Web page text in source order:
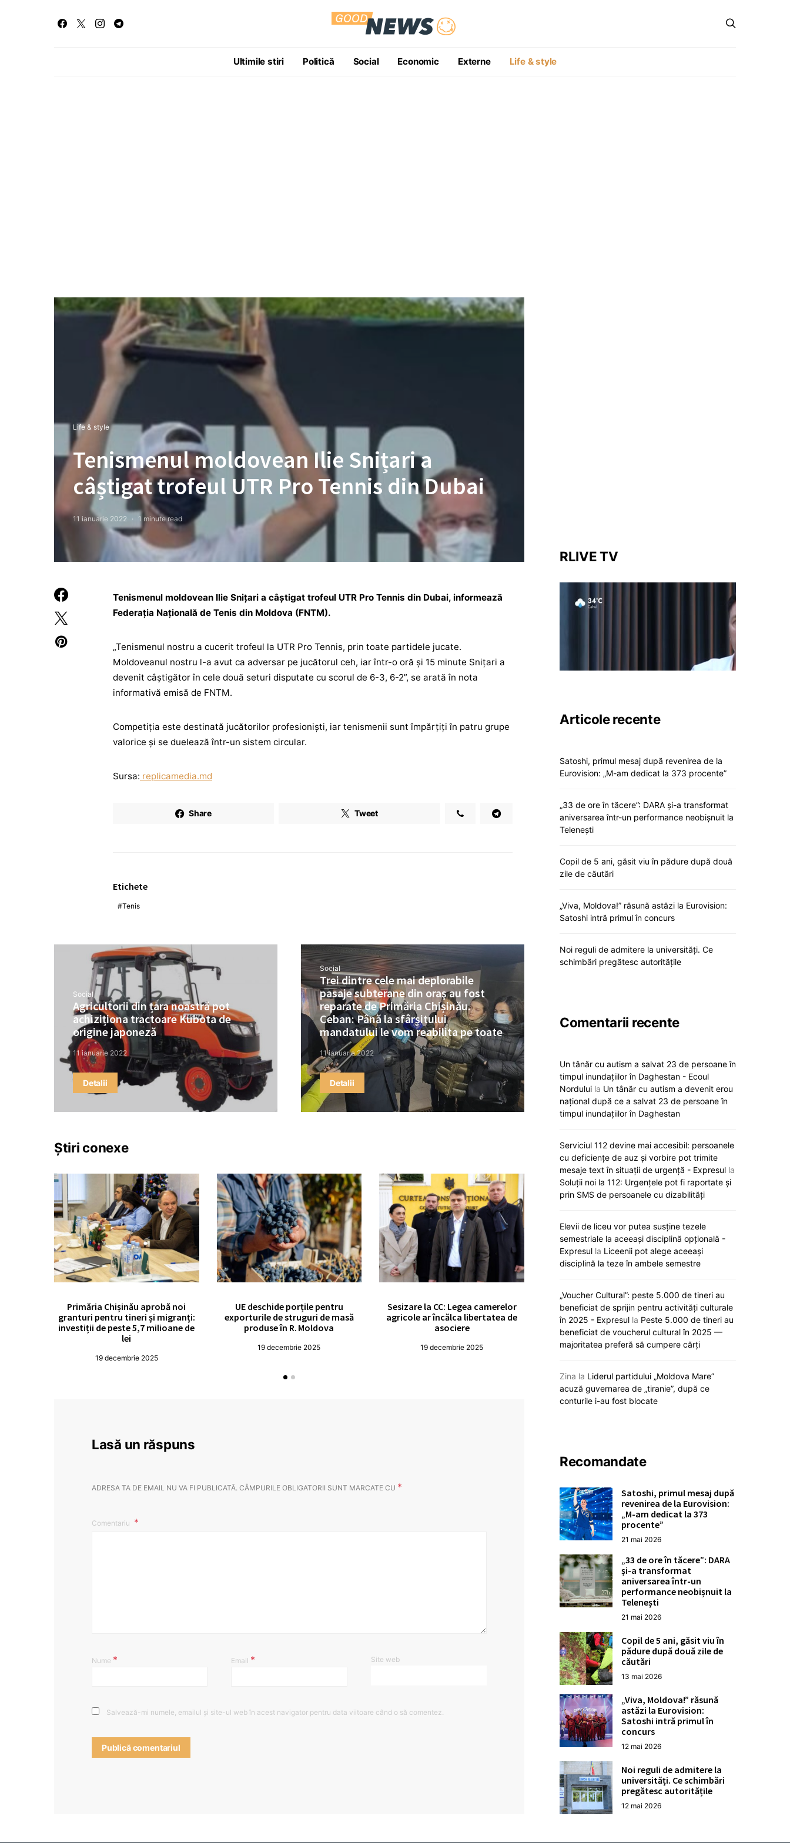
Ultimile stiri Politică Social Economic Externe Life & style
Life & style
Tenismenul moldovean Ilie Snițari a
câștigat trofeul UTR Pro Tennis din Dubai
11 ianuarie 2022 1 minute read
Tenismenul moldovean Ilie Snițari a câștigat trofeul UTR Pro Tennis din Dubai, informează
Federația Națională de Tenis din Moldova (FNTM).
„Tenismenul nostru a cucerit trofeul la UTR Pro Tennis, prin toate partidele jucate.
Moldoveanul nostru l-a avut ca adversar pe jucătorul ceh, iar într-o oră și 15 minute Snițari a
devenit câștigător în cele două seturi disputate cu scorul de 6-3, 6-2”, se arată în nota
informativă emisă de FNTM.
Competiția este destinată jucătorilor profesioniști, iar tenismenii sunt împărțiți în patru grupe
valorice și se duelează într-un sistem circular.
Sursa: replicamedia.md
Share Tweet
Etichete
Tenis
Social
Agricultorii din țara noastră pot
achiziționa tractoare Kubota de
origine japoneză
11 ianuarie 2022
Detalii
Social
Trei dintre cele mai deplorabile
pasaje subterane din oraş au fost
reparate de Primăria Chișinău.
Ceban: Până la sfârșitului
mandatului le vom reabilita pe toate
11 ianuarie 2022
Detalii
Știri conexe
Primăria Chișinău aprobă noi
granturi pentru tineri și migranți:
investiții de peste 5,7 milioane de
lei
19 decembrie 2025
UE deschide porțile pentru
exporturile de struguri de masă
produse în R. Moldova
19 decembrie 2025
Sesizare la CC: Legea camerelor
agricole ar încălca libertatea de
asociere
19 decembrie 2025
Declarație oficială: Poliția —
garanția stabilității și respectării
legii, spune Sandu
19 decembrie 2025
Pașaportul R.
poziții în
Lasă un răspuns
ADRESA TA DE EMAIL NU VA FI PUBLICATĂ. CÂMPURILE OBLIGATORII SUNT MARCATE CU *
Comentariu
Nume * Email * Site web
Salvează-mi numele, emailul și site-ul web în acest navigator pentru data viitoare când o să comentez.
RLIVE TV
Articole recente
Satoshi, primul mesaj după revenirea de la
Eurovision: „M-am dedicat la 373 procente”
„33 de ore în tăcere”: DARA și-a transformat
aniversarea într-un performance neobișnuit la
Telenești
Copil de 5 ani, găsit viu în pădure după două
zile de căutări
„Viva, Moldova!” răsună astăzi la Eurovision:
Satoshi intră primul în concurs
Noi reguli de admitere la universități. Ce
schimbări pregătesc autoritățile
Comentarii recente
Un tânăr cu autism a salvat 23 de persoane în
timpul inundațiilor în Daghestan - Ecoul
Nordului la Un tânăr cu autism a devenit erou
național după ce a salvat 23 de persoane în
timpul inundațiilor în Daghestan
Serviciul 112 devine mai accesibil: persoanele
cu deficiențe de auz și vorbire pot trimite
mesaje text în situații de urgență - Expresul la
Soluții noi la 112: Urgențele pot fi raportate și
prin SMS de persoanele cu dizabilități
Elevii de liceu vor putea susține tezele
semestriale la aceeași disciplină opțională -
Expresul la Liceenii pot alege aceeași
disciplină la teze în ambele semestre
„Voucher Cultural”: peste 5.000 de tineri au
beneficiat de sprijin pentru activități culturale
în 2025 - Expresul la Peste 5.000 de tineri au
beneficiat de voucherul cultural în 2025 —
majoritatea preferă să cumpere cărți
Zina la Liderul partidului „Moldova Mare”
acuză guvernarea de „tiranie”, după ce
conturile i-au fost blocate
Recomandate
Satoshi, primul mesaj după
revenirea de la Eurovision:
„M-am dedicat la 373
procente”
21 mai 2026
„33 de ore în tăcere”: DARA
și-a transformat
aniversarea într-un
performance neobișnuit la
Telenești
21 mai 2026
Copil de 5 ani, găsit viu în
pădure după două zile de
căutări
13 mai 2026
„Viva, Moldova!” răsună
astăzi la Eurovision:
Satoshi intră primul în
concurs
12 mai 2026
Noi reguli de admitere la
universități. Ce schimbări
pregătesc autoritățile
12 mai 2026